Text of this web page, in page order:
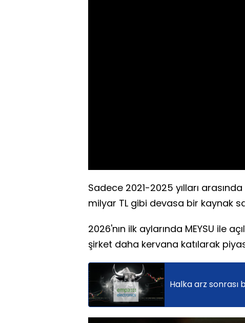
Sadece 2021-2025 yılları
milyar TL gibi devasa bir kaynak
2026'nın ilk aylarında MEYSU ile
şirket daha kervana katılarak
Halka arz sonrası